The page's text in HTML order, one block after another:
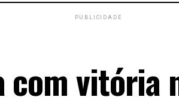
PUBLICIDADE
com vitória